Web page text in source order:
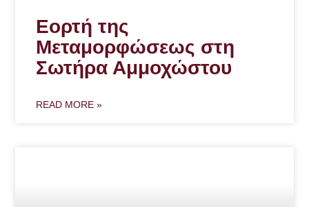
Εορτή της
Μεταμορφώσεως στη
Σωτήρα Αμμοχώστου
READ MORE »